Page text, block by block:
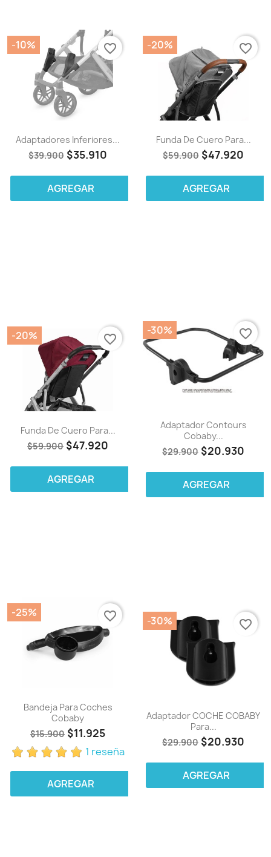
Adaptadores Inferiores...
$39.900 $35.910
-10%
AGREGAR
favorite_border
Funda De Cuero Para...
$59.900 $47.920
-20%
AGREGAR
favorite_border
Funda De Cuero Para...
$59.900 $47.920
-20%
AGREGAR
favorite_border
Adaptador Contours
Cobaby...
$29.900 $20.930
-30%
AGREGAR
favorite_border
Bandeja Para Coches
Cobaby
$15.900 $11.925
1 reseña
-25%
AGREGAR
favorite_border
Adaptador COCHE COBABY
Para...
$29.900 $20.930
-30%
AGREGAR
favorite_border